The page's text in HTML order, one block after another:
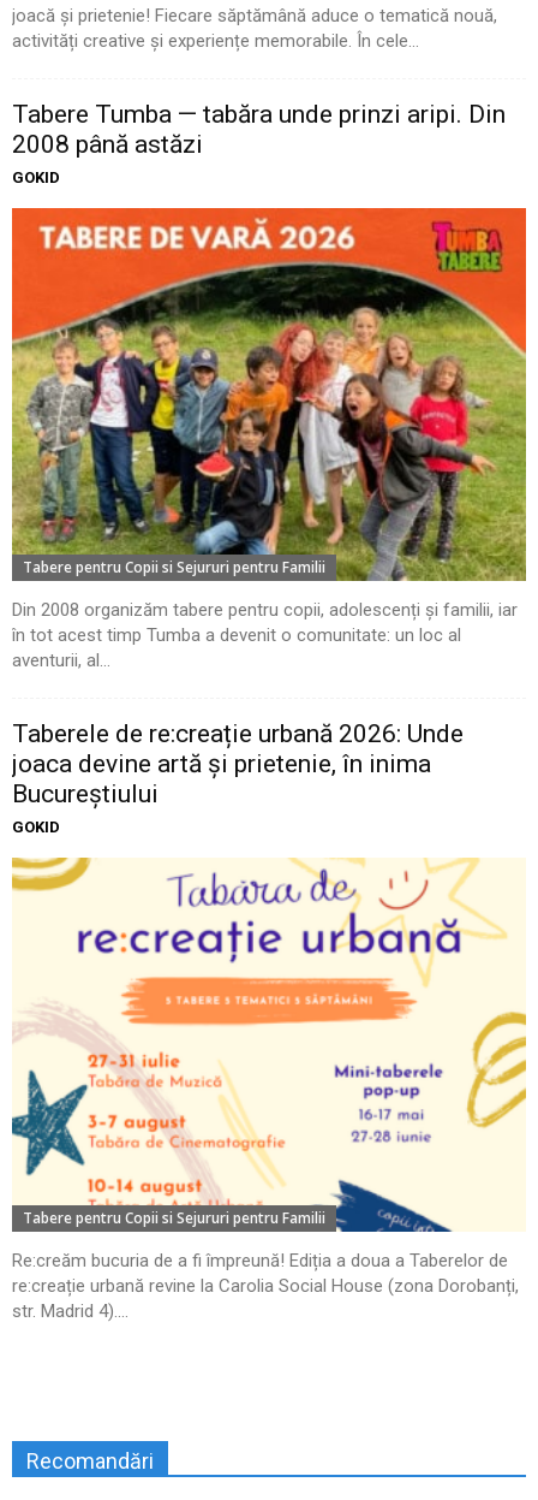
joacă și prietenie! Fiecare săptămână aduce o tematică nouă,
activități creative și experiențe memorabile. În cele...
Tabere Tumba — tabăra unde prinzi aripi. Din
2008 până astăzi
GOKID
Tabere pentru Copii si Sejururi pentru Familii
Din 2008 organizăm tabere pentru copii, adolescenți și familii, iar
în tot acest timp Tumba a devenit o comunitate: un loc al
aventurii, al...
Taberele de re:creație urbană 2026: Unde
joaca devine artă și prietenie, în inima
Bucureștiului
GOKID
Tabere pentru Copii si Sejururi pentru Familii
Re:creăm bucuria de a fi împreună! Ediția a doua a Taberelor de
re:creație urbană revine la Carolia Social House (zona Dorobanți,
str. Madrid 4)....
Recomandări